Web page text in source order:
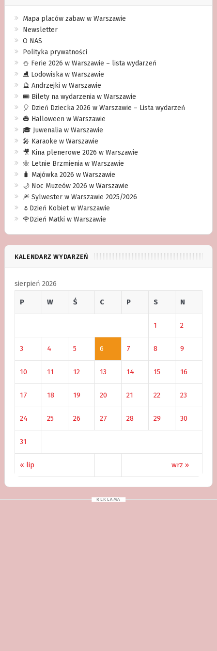
Mapa placów zabaw w Warszawie
Newsletter
O NAS
Polityka prywatności
⛄️ Ferie 2026 w Warszawie – lista wydarzeń
⛸ Lodowiska w Warszawie
🔮 Andrzejki w Warszawie
🎟️ Bilety na wydarzenia w Warszawie
🎈 Dzień Dziecka 2026 w Warszawie – Lista wydarzeń
🎃 Halloween w Warszawie
🎓 Juwenalia w Warszawie
🎤 Karaoke w Warszawie
🎥 Kina plenerowe 2026 w Warszawie
🌼 Letnie Brzmienia w Warszawie
🧳 Majówka 2026 w Warszawie
🌙 Noc Muzeów 2026 w Warszawie
🎆 Sylwester w Warszawie 2025/2026
🌷Dzień Kobiet w Warszawie
🌹Dzień Matki w Warszawie
KALENDARZ WYDARZEŃ
sierpień 2026
P W Ś C P S N
« lip wrz »
1 2
3 4 5 6 7 8 9
10 11 12 13 14 15 16
17 18 19 20 21 22 23
24 25 26 27 28 29 30
31